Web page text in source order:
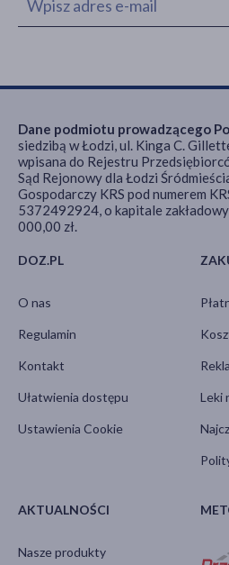
DOZ.PL
O nas
Regulamin
Kontakt
Ułatwienia dostępu
Ustawienia Cookie
Leki
AKTUALNOŚCI
Nasze produkty
Dane podmiotu prowadzącego
siedzibą w Łodzi, ul. Kinga C.
wpisana do Rejestru
Sąd Rejonowy dla Łodzi
Gospodarczy KRS pod numerem
5372492924, o kapitale
000,00 zł.